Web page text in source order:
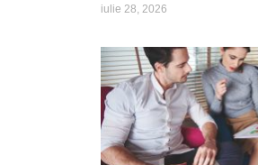
iulie 28, 2026